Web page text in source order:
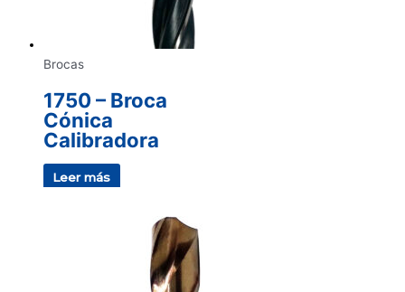
Brocas
1750 – Broca
Cónica
Calibradora
Leer más